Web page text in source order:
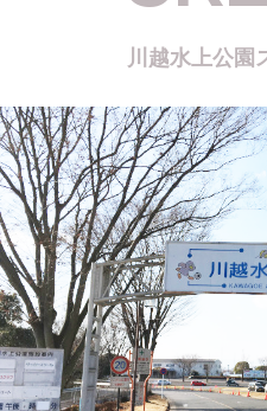
川越水上公園